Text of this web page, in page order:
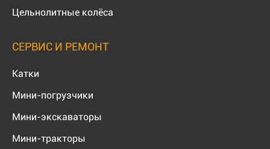
Цельнолитные колёса
СЕРВИС И РЕМОНТ
Катки
Мини-погрузчики
Мини-экскаваторы
Мини-тракторы